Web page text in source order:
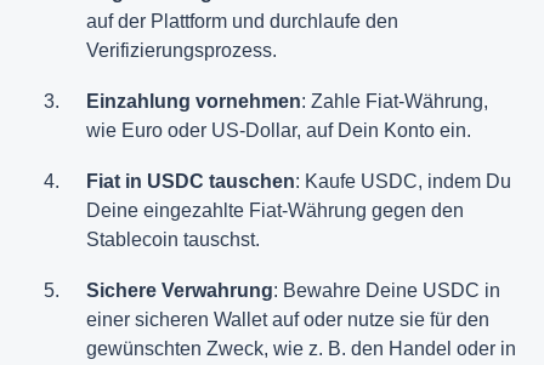
auf der Plattform und durchlaufe den
Verifizierungsprozess.
Einzahlung vornehmen: Zahle Fiat-Währung,
wie Euro oder US-Dollar, auf Dein Konto ein.
Fiat in USDC tauschen: Kaufe USDC, indem Du
Deine eingezahlte Fiat-Währung gegen den
Stablecoin tauschst.
Sichere Verwahrung: Bewahre Deine USDC in
einer sicheren Wallet auf oder nutze sie für den
gewünschten Zweck, wie z. B. den Handel oder in